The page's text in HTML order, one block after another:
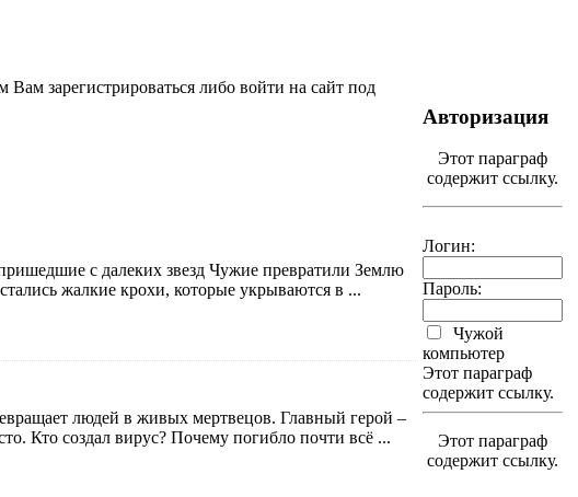
зарегистрироваться либо войти на сайт под
с далеких звезд Чужие превратили Землю
жалкие крохи, которые укрываются в ...
людей в живых мертвецов. Главный герой –
Кто создал вирус? Почему погибло почти всё ...
Авторизация
Этот параграф
содержит ссылку.
Логин:
Пароль:
Чужой
компьютер
Этот параграф
содержит ссылку.
Этот параграф
содержит ссылку.